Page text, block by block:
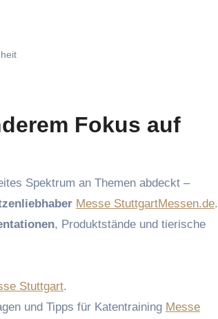
Fokus auf
Spektrum an Themen abdeckt –
Messe StuttgartMessen.de.
, Produktstände und tierische
Stuttgart.
und Tipps für Katentraining Messe